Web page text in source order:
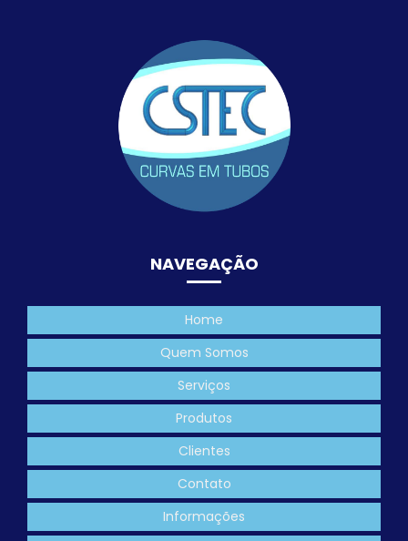
NAVEGAÇÃO
Home
Quem Somos
Serviços
Produtos
Clientes
Contato
Informações